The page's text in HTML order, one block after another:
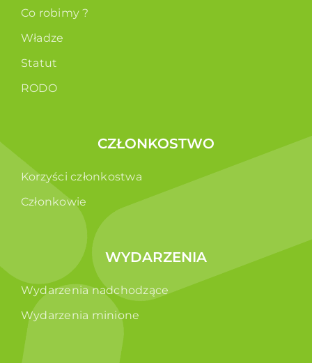
Co robimy ?
Władze
Statut
RODO
CZŁONKOSTWO
Korzyści członkostwa
Członkowie
WYDARZENIA
Wydarzenia nadchodzące
Wydarzenia minione